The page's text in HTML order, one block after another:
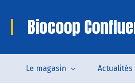
Biocoop
Le magasin Actualités